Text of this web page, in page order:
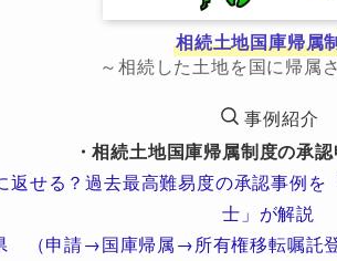
相続土地国庫帰属
～相続した土地を国に帰属
事例紹介
・相続土地国庫帰属制度の承
返せる？過去最高難易度の承認事例
士」が解説
（申請→国庫帰属→所有権移転嘱託